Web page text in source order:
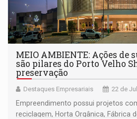
MEIO AMBIENTE: Ações de
são pilares do Porto Velho
preservação
Destaques Empresariais 22 de
Empreendimento possui projetos
reciclagem, Horta Orgânica, Fábrica